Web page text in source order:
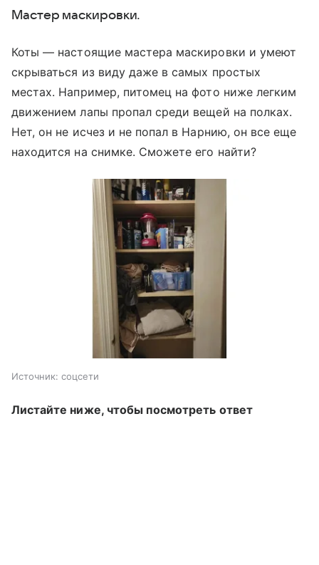
Мастер маскировки.
Коты — настоящие мастера маскировки и умеют
скрываться из виду даже в самых простых
местах. Например, питомец на фото ниже легким
движением лапы пропал среди вещей на полках.
Нет, он не исчез и не попал в Нарнию, он все еще
находится на снимке. Сможете его найти?
Источник: соцсети
Листайте ниже, чтобы посмотреть ответ